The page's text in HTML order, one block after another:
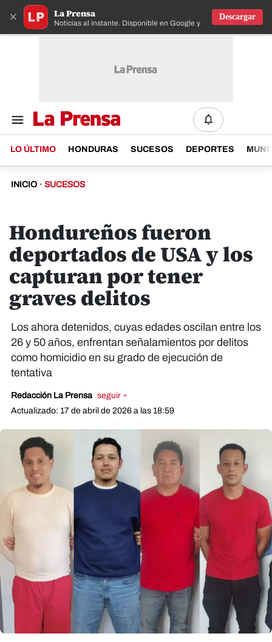
× La Prensa
Noticias al instante. Disponible en Google y IOS
Descargar
LO ÚLTIMO HONDURAS SUCESOS DEPORTES
INICIO · SUCESOS
Hondureños fueron
deportados de USA y los
capturan por tener
graves delitos
Los ahora detenidos, cuyas edades oscilan entre los
26 y 50 años, enfrentan señalamientos por delitos
como homicidio en su grado de ejecución de
tentativa
Redacción La Prensa seguir +
Actualizado: 17 de abril de 2026 a las 18:59